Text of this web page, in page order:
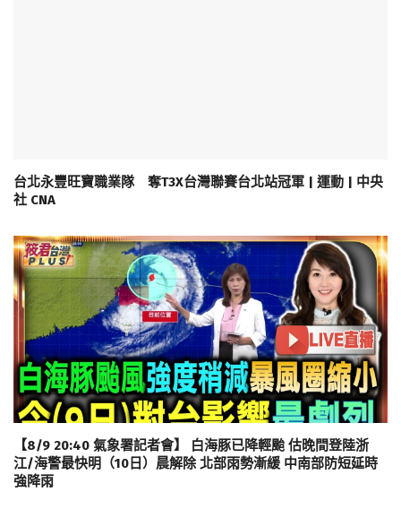
台北永豐旺寶職業隊 奪T3X台灣聯賽台北站冠軍 | 運動 | 中央
社 CNA
【8/9 20:40 氣象署記者會】 白海豚已降輕颱 估晚間登陸浙
江/海警最快明（10日）晨解除 北部雨勢漸緩 中南部防短延時
強降雨